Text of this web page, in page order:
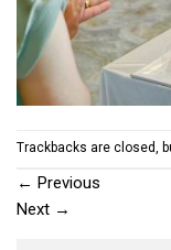
Trackbacks are closed,
← Previous
Next →